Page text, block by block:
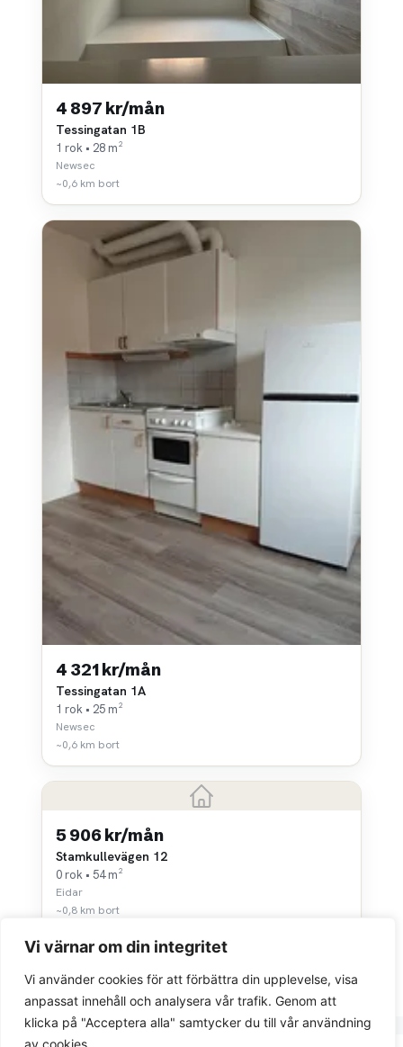
Vi värnar om din integritet
Vi använder cookies för att förbättra din upplevelse, visa
anpassat innehåll och analysera vår trafik. Genom att
klicka på "Acceptera alla" samtycker du till vår användning
av cookies.
4 897 kr/mån
Tessingatan 1B
1 rok • 28 m²
Newsec
~0,6 km bort
4 321 kr/mån
Tessingatan 1A
1 rok • 25 m²
Newsec
~0,6 km bort
5 906 kr/mån
Stamkullevägen 12
0 rok • 54 m²
Eidar
~0,8 km bort